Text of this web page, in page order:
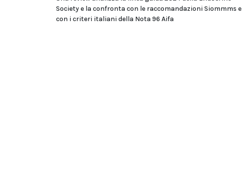
Society e la confronta con le raccomandazioni Siommms e
con i criteri italiani della Nota 96 Aifa